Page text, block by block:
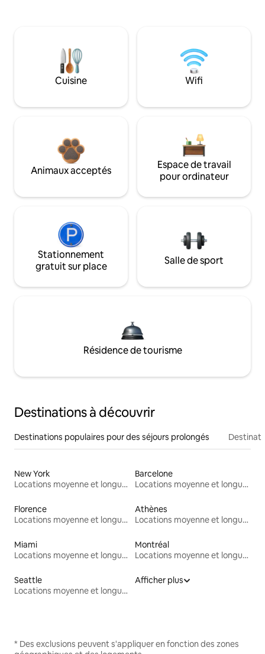
Cuisine Wifi
Animaux acceptés
Espace de travail
pour ordinateur
Stationnement
gratuit sur place
Salle de sport
Résidence de tourisme
Destinations à découvrir
Destinations populaires pour des séjours prolongés
New York
Locations moyenne et longue durée
Barcelone
Locations moyenne et longue durée
Florence
Locations moyenne et longue durée
Athènes
Locations moyenne et longue durée
Miami
Locations moyenne et longue durée
Montréal
Locations moyenne et longue durée
Seattle
Locations moyenne et longue durée
Afficher plus
* Des exclusions peuvent s'appliquer en fonction des zones